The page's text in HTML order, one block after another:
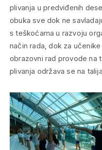
plivanja u predviđenih
obuka sve dok ne
s teškoćama u razvoju
način rada, dok za
obrazovni rad provode na
plivanja održava se na